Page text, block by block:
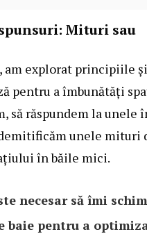
Mituri sau
am explorat principiile și
pentru a îmbunătăți
să răspundem la unele
unele mituri
în băile mici.
necesar să îmi
baie pentru a